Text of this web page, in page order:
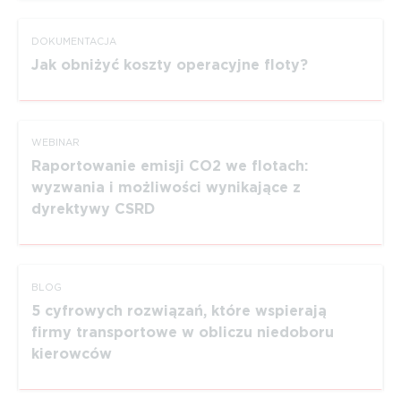
DOKUMEN­TACJA
Jak obniżyć koszty operacyjne floty?
WEBINAR
Raportowanie emisji CO2 we flotach:
wyzwania i możliwości wynikające z
dyrektywy CSRD
BLOG
5 cyfrowych rozwiązań, które wspierają
firmy transportowe w obliczu niedoboru
kierowców